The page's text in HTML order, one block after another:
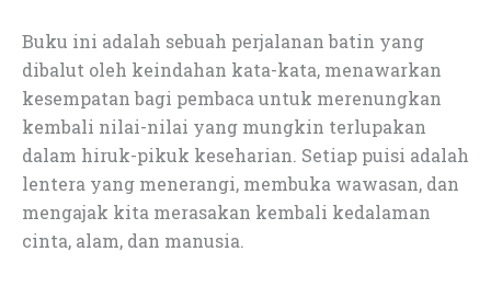
Buku ini adalah sebuah perjalanan batin yang
dibalut oleh keindahan kata-kata, menawarkan
kesempatan bagi pembaca untuk merenungkan
kembali nilai-nilai yang mungkin terlupakan
dalam hiruk-pikuk keseharian. Setiap puisi adalah
lentera yang menerangi, membuka wawasan, dan
mengajak kita merasakan kembali kedalaman
cinta, alam, dan manusia.